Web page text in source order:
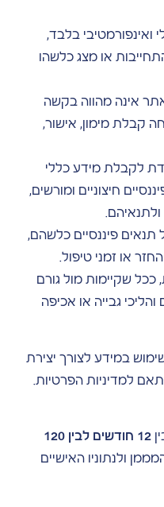
ואינפורמטיבי בלבד,
התחייבות או מצג כלשהו
אינה מהווה בקשה
קבלת מימון, אישור,
לקבלת מידע כללי
חיצוניים ומורשים,
תנאים פיננסיים כלשהם,
או זמני טיפול.
ככל שקיימות מול גורם
והליכי גבייה או אכיפה
במידע לצורך יצירת
למדיניות הפרטיות.
12 חודשים לבין 120
ולנתוניו האישיים